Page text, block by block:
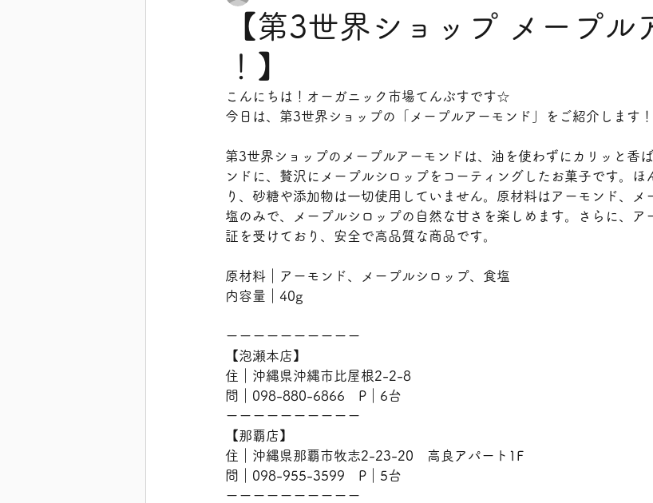
【第3世界ショップ メープル
！】
こんにちは！オーガニック市場てんぶすです☆
今日は、第3世界ショップの「メープルアーモンド」をご紹介します！
第3世界ショップのメープルアーモンドは、油を使わずにカリッと香
ンドに、贅沢にメープルシロップをコーティングしたお菓子です。ほ
り、砂糖や添加物は一切使用していません。原材料はアーモンド、メ
塩のみで、メープルシロップの自然な甘さを楽しめます。さらに、ア
証を受けており、安全で高品質な商品です。
原材料｜アーモンド、メープルシロップ、食塩
内容量｜40g
ーーーーーーーーーー
【泡瀬本店】
住｜沖縄県沖縄市比屋根2-2-8
問｜098-880-6866　P｜6台
ーーーーーーーーーー
【那覇店】
住｜沖縄県那覇市牧志2-23-20　高良アパート1F
問｜098-955-3599　P｜5台
ーーーーーーーーーー